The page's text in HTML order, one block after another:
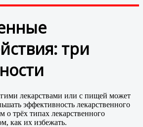
три
лекарствами или с пищей может
эффективность лекарственного
о трёх типах лекарственного
как их избежать.